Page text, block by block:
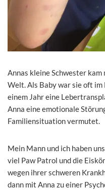
Annas kleine Schwester
Welt. Als Baby war sie oft
einem Jahr eine
Anna eine emotionale
Familiensituation vermutet.
Mein Mann und ich haben
viel Paw Patrol und die
wegen ihrer schweren
dann mit Anna zu einer